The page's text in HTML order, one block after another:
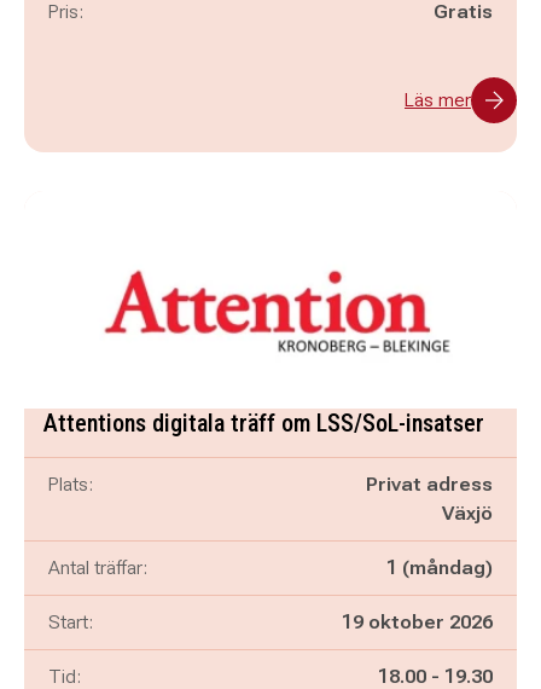
Pris: Gratis
Läs mer
Attentions digitala träff om LSS/SoL-insatser
Plats:
Privat adress
Växjö
Antal träffar: 1 (måndag)
Start: 19 oktober 2026
Tid: Pågår mellan
18.00 - och
19.30